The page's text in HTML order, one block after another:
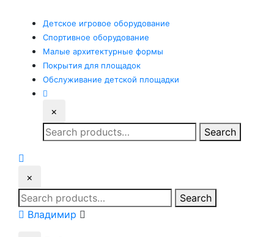
Детское игровое оборудование
Спортивное оборудование
Малые архитектурные формы
Покрытия для площадок
Обслуживание детской площадки
×
Search
for:
Search
×
Search
for:
Search
Владимир